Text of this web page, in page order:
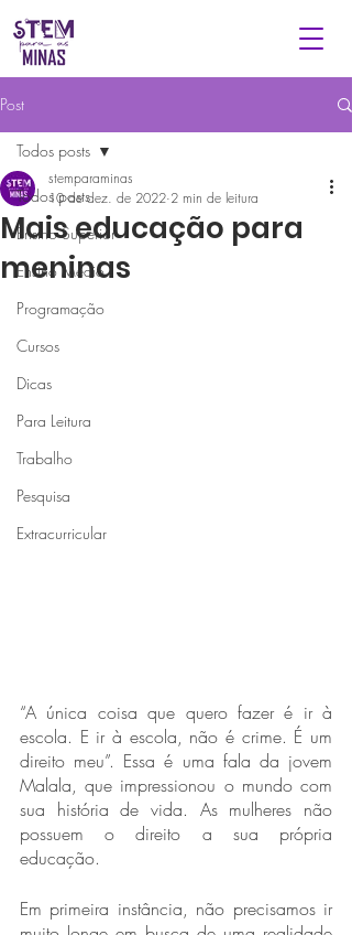
Post
Todos posts
Ensino Superior
Ensino Médio
Programação
Cursos
Dicas
Para Leitura
Trabalho
Pesquisa
Extracurricular
Todos posts
Mais educação para
meninas
stemparaminas
10 de dez. de 2022 2 min de leitura
“A única coisa que quero fazer é ir à
escola. E ir à escola, não é crime. É um
direito meu”. Essa é uma fala da jovem
Malala, que impressionou o mundo com
sua história de vida. As mulheres não
possuem o direito a sua própria
educação.
Em primeira instância, não precisamos ir